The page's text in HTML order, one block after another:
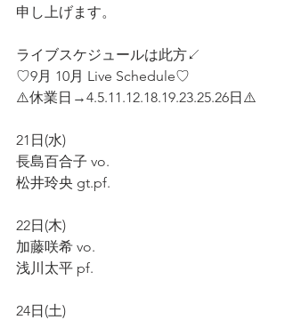
申し上げます。
ライブスケジュールは此方↙️
♡9月 10月 Live Schedule♡
⚠️休業日→4.5.11.12.18.19.23.25.26日⚠️
21日(水)
長島百合子 vo.
松井玲央 gt.pf.
22日(木)
加藤咲希 vo.
浅川太平 pf.
24日(土)